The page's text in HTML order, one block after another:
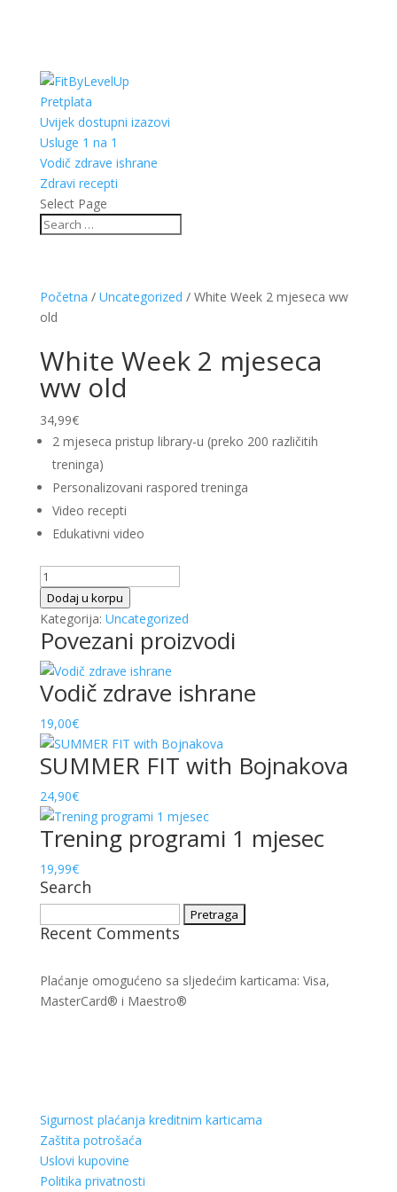
Pretplata
Uvijek dostupni izazovi
Usluge 1 na 1
Vodič zdrave ishrane
Zdravi recepti
Select Page
Početna / Uncategorized / White Week 2 mjeseca ww
old
White Week 2 mjeseca
ww old
34,99€
2 mjeseca pristup library-u (preko 200 različitih
treninga)
Personalizovani raspored treninga
Video recepti
Edukativni video
White
Week
2
mjeseca
ww
old
količina
Dodaj u korpu
Kategorija: Uncategorized
Povezani proizvodi
Vodič zdrave ishrane
19,00€
SUMMER FIT with Bojnakova
24,90€
Trening programi 1 mjesec
19,99€
Search
Recent Comments
Plaćanje omogućeno sa sljedećim karticama: Visa,
MasterCard® i Maestro®
Sigurnost plaćanja kreditnim karticama
Zaštita potrošaća
Uslovi kupovine
Politika privatnosti